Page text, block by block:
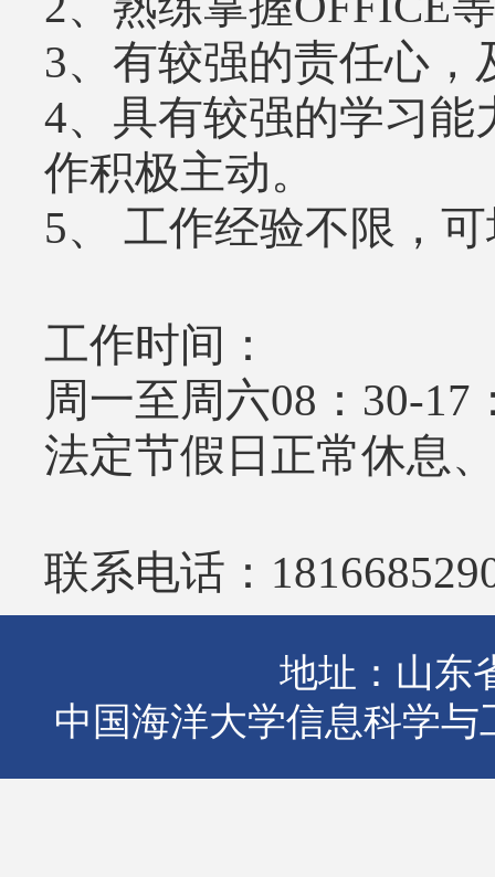
3、有较强的责任心
4、具有较强的学习
作积极主动。
5、 工作经验不限，
工作时间：
周一至周六08：30-17
法定节假日正常休息
联系电话：
地址：山东
中国海洋大学信息科学